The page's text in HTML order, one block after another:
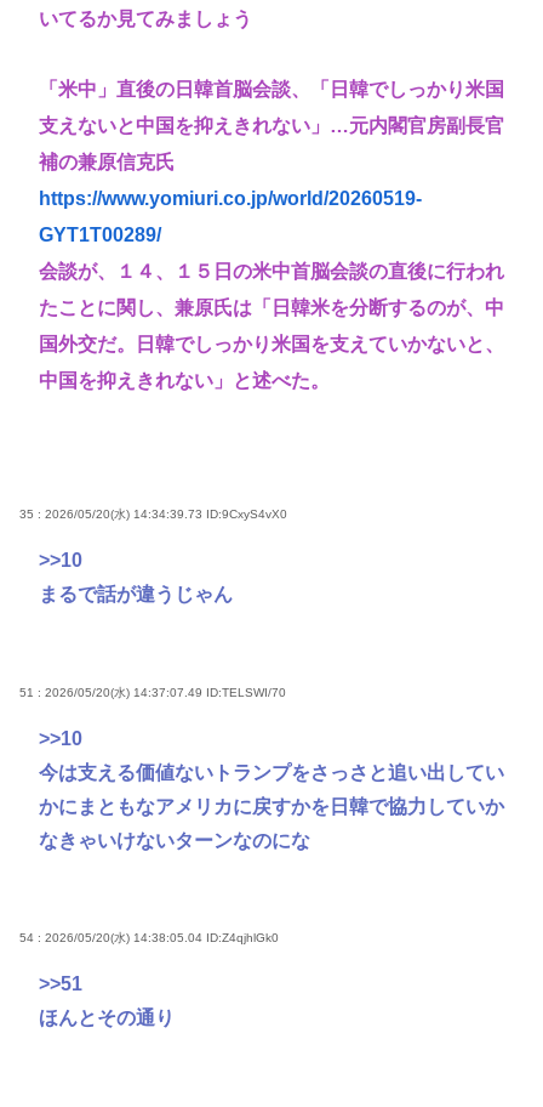
いてるか見てみましょう
「米中」直後の日韓首脳会談、「日韓でしっかり米国
支えないと中国を抑えきれない」…元内閣官房副長官
補の兼原信克氏
https://www.yomiuri.co.jp/world/20260519-
GYT1T00289/
会談が、１４、１５日の米中首脳会談の直後に行われ
たことに関し、兼原氏は「日韓米を分断するのが、中
国外交だ。日韓でしっかり米国を支えていかないと、
中国を抑えきれない」と述べた。
35 : 2026/05/20(水) 14:34:39.73 ID:9CxyS4vX0
>>10
まるで話が違うじゃん
51 : 2026/05/20(水) 14:37:07.49 ID:TELSWI/70
>>10
今は支える価値ないトランプをさっさと追い出してい
かにまともなアメリカに戻すかを日韓で協力していか
なきゃいけないターンなのにな
54 : 2026/05/20(水) 14:38:05.04 ID:Z4qjhlGk0
>>51
ほんとその通り